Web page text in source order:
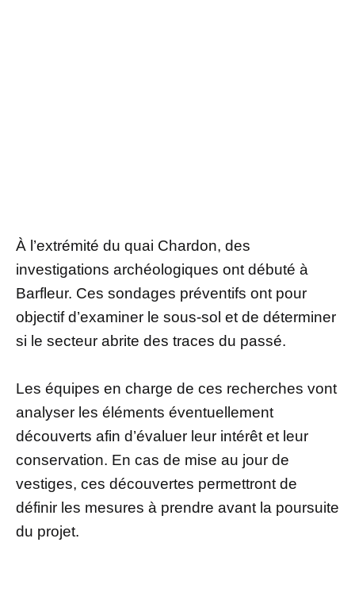
À l’extrémité du quai Chardon, des
investigations archéologiques ont débuté à
Barfleur. Ces sondages préventifs ont pour
objectif d’examiner le sous-sol et de déterminer
si le secteur abrite des traces du passé.
Les équipes en charge de ces recherches vont
analyser les éléments éventuellement
découverts afin d’évaluer leur intérêt et leur
conservation. En cas de mise au jour de
vestiges, ces découvertes permettront de
définir les mesures à prendre avant la poursuite
du projet.